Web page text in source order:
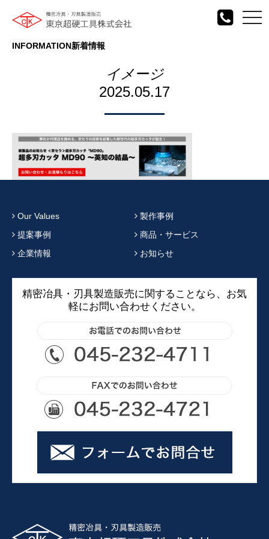
INFORMATION新着情報
イメージ
2025.05.17
Our Values
製作事例
提案事例
商品・サービス
企業情報
お知らせ
精密冶具・刃具製造販売に関することなら、お気
軽にお問い合わせください。